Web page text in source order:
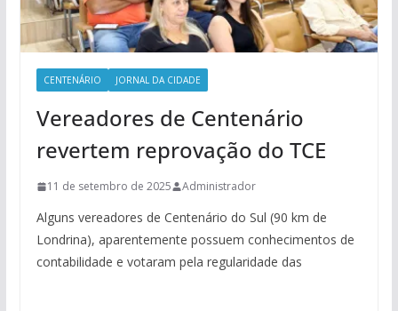
CENTENÁRIO JORNAL DA CIDADE
Vereadores de Centenário
revertem reprovação do TCE
11 de setembro de 2025 Administrador
Alguns vereadores de Centenário do Sul (90 km de
Londrina), aparentemente possuem conhecimentos de
contabilidade e votaram pela regularidade das